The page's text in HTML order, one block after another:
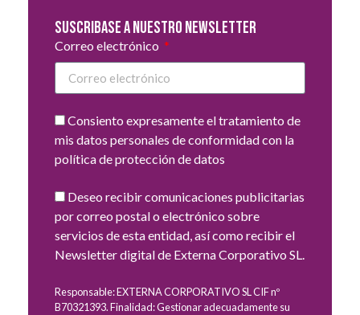
Suscribase a nuestro newsletter
Correo electrónico
Consiento expresamente el tratamiento de
mis datos personales de conformidad con la
política de protección de datos
Deseo recibir comunicaciones publicitarias
por correo postal o electrónico sobre
servicios de esta entidad, así como recibir el
Newsletter digital de Externa Corporativo SL.
Responsable: EXTERNA CORPORATIVO SL CIF nº
B70321393. Finalidad: Gestionar adecuadamente su